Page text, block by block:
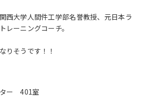
西大学人間件工学部名誉教授、元日本ラ
レーニングコーチ。
りそうです！！
ター 401室